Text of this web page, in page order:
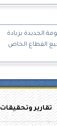
الجديدة بزيادة
القطاع الخاص
تقارير وتحقيقات